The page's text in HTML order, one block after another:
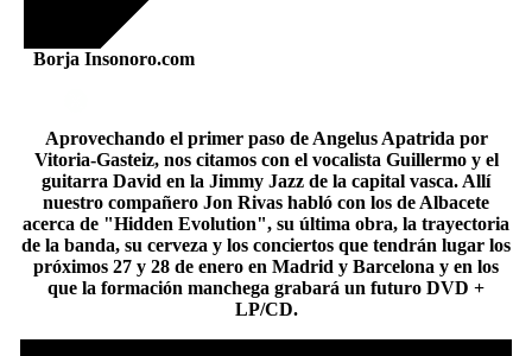
Borja Insonoro.com
Aprovechando el primer paso de Angelus Apatrida por
Vitoria-Gasteiz, nos citamos con el vocalista Guillermo y el
guitarra David en la Jimmy Jazz de la capital vasca. Allí
nuestro compañero Jon Rivas habló con los de Albacete
acerca de "Hidden Evolution", su última obra, la trayectoria
de la banda, su cerveza y los conciertos que tendrán lugar los
próximos 27 y 28 de enero en Madrid y Barcelona y en los
que la formación manchega grabará un futuro DVD +
LP/CD.